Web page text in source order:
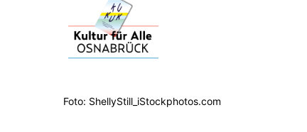
Foto: ShellyStill_iStockphotos.com